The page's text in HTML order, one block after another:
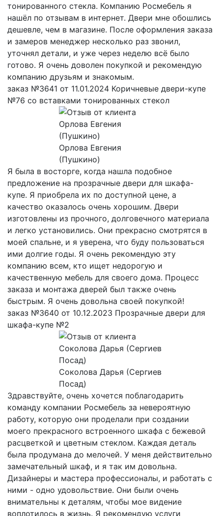
тонированного стекла. Компанию Росмебель я
нашёл по отзывам в интернет. Двери мне обошлись
дешевле, чем в магазине. После оформления заказа
и замеров менеджер несколько раз звонил,
уточнял детали, и уже через неделю всё было
готово. Я очень доволен покупкой и рекомендую
компанию друзьям и знакомым.
заказ №3641 от 11.01.2024 Коричневые двери-купе
№76 со вставками тонированных стекол
Орлова Евгения
(Пушкино)
Я была в восторге, когда нашла подобное
предложение на прозрачные двери для шкафа-
купе. Я приобрела их по доступной цене, а
качество оказалось очень хорошим. Двери
изготовлены из прочного, долговечного материала
и легко установились. Они прекрасно смотрятся в
моей спальне, и я уверена, что буду пользоваться
ими долгие годы. Я очень рекомендую эту
компанию всем, кто ищет недорогую и
качественную мебель для своего дома. Процесс
заказа и монтажа дверей был также очень
быстрым. Я очень довольна своей покупкой!
заказ №3640 от 10.12.2023 Прозрачные двери для
шкафа-купе №2
Соколова Дарья (Сергиев
Посад)
Здравствуйте, очень хочется поблагодарить
команду компании Росмебель за невероятную
работу, которую они проделали при создании
моего прекрасного встроенного шкафа с бежевой
расцветкой и цветным стеклом. Каждая деталь
была продумана до мелочей. У меня действительно
замечательный шкаф, и я так им довольна.
Дизайнеры и мастера профессионалы, и работать с
ними - одно удовольствие. Они были очень
внимательны к деталям, чтобы мое видение
воплотилось в жизнь. Я рекомендую услуги